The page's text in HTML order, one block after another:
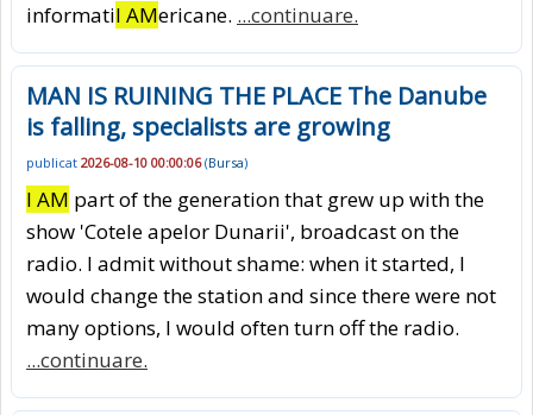
informatiI AMericane. ...continuare.
MAN IS RUINING THE PLACE The Danube
is falling, specialists are growing
publicat 2026-08-10 00:00:06(Bursa)
I AM part of the generation that grew up with the
show 'Cotele apelor Dunarii', broadcast on the
radio. I admit without shame: when it started, I
would change the station and since there were not
many options, I would often turn off the radio.
...continuare.